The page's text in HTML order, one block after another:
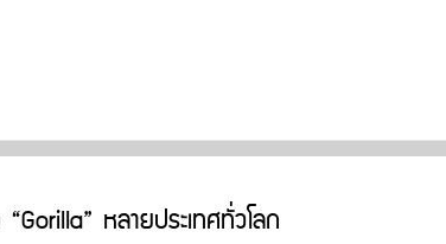
หลายประเทศทั่วโลก